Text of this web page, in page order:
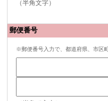
（半角文字）
郵便番号
※郵便番号入力で、都道府県、市区